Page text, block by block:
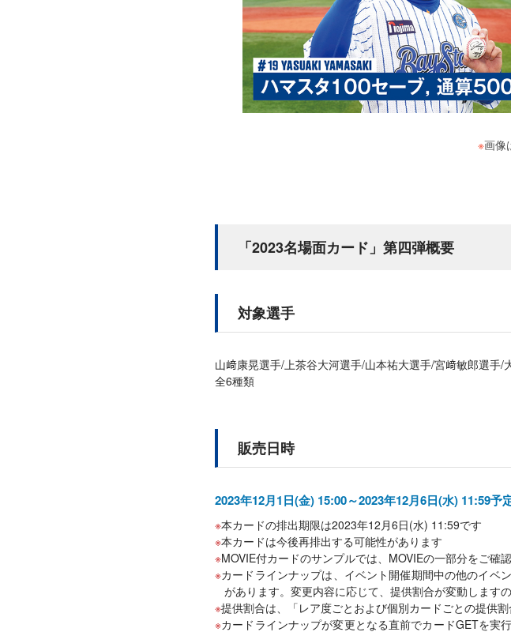
※画像
「2023名場面カード」第四弾概要
対象選手
山﨑康晃選手/上茶谷大河選手/山本祐大選手/宮﨑敏郎選手/
全6種類
販売日時
2023年12月1日(金) 15:00～2023年12月6日(水) 11:59予
本カードの排出期限は2023年12月6日(水) 11:59です
本カードは今後再排出する可能性があります
MOVIE付カードのサンプルでは、MOVIEの一部分をご確
カードラインナップは、イベント開催期間中の他のイベ
があります。変更内容に応じて、提供割合が変動します
提供割合は、「レア度ごとおよび個別カードごとの提供
カードラインナップが変更となる直前でカードGETを実